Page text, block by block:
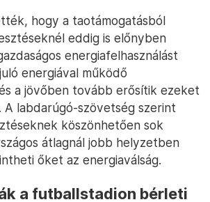
hogy a taotámogatásból
eddig is előnyben
energiafelhasználást
energiával működő
a jövőben tovább erősítik ezeket
A labdarúgó-szövetség szerint
köszönhetően sok
átlagnál jobb helyzetben
őket az energiaválság.
a futballstadion bérleti